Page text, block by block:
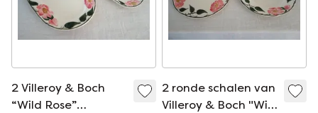
2 Villeroy & Boch
“Wild Rose”
2 ronde schalen van
Villeroy & Boch "Wild